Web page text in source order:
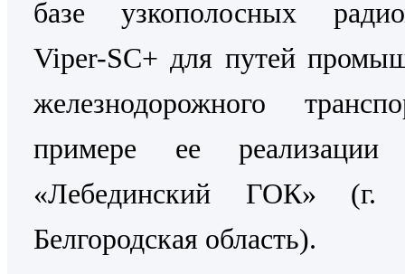
базе узкополосных
Viper-SC+ для путей
железнодорожного
примере ее
«Лебединский ГОК» (г.
Белгородская область).